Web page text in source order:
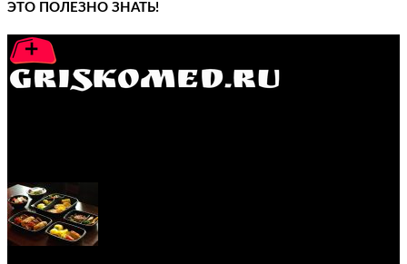
ЭТО ПОЛЕЗНО ЗНАТЬ!